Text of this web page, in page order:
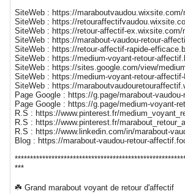
SiteWeb : https://maraboutvaudou.wixsite.com/
SiteWeb : https://
SiteWeb : https://retour-affectif-ex.wixsite.com/
SiteWeb : https://marabout-vaudou-retour-
SiteWeb : https://retour-affectif-rapide-
SiteWeb : https://medium-voyant-retour-
SiteWeb : https://sites.google.com/view/
SiteWeb : https://medium-voyant-retour-
SiteWeb : https://
Page Google : https://g.page/marabout-
Page Google : https://g.page/medium-voyant-
R.S : https://www.pinterest.fr/
R.S : https://www.pinterest.fr/
R.S : https://www.linkedin.com/in/marabout-
Blog : https://marabout-vaudou-retour-
***
☘️ Grand marabout voyant de retour d'affectif